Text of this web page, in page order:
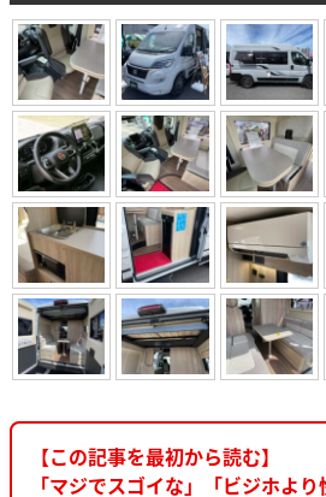
【この記事を最初から読む】
「マジでスゴイな」「ビジホよ